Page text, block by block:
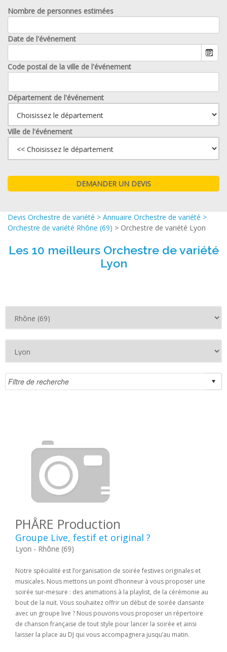
Nombre de personnes estimées
Date de l'événement
Code postal de la ville de l'événement
Département de l'événement
Ville de l'événement
Devis Orchestre de variété > Annuaire Orchestre de variété >
Orchestre de variété Rhône (69) > Orchestre de variété Lyon
Les 10 meilleurs Orchestre de variété
Lyon
PHÅRE Production
Groupe Live, festif et original ?
Lyon - Rhône (69)
Notre spécialité est l’organisation de soirée festives originales et
musicales. Nous mettons un point d’honneur à vous proposer une
soirée sur-mesure : des animations à la playlist, de la cérémonie au
bout de la nuit. Vous souhaitez offrir un début de soirée dansante
avec un groupe live ? Nous pouvons vous proposer un répertoire
de chanson française de tout style pour lancer la soirée et ainsi
laisser la place au DJ qui vous accompagnera jusqu’au matin.